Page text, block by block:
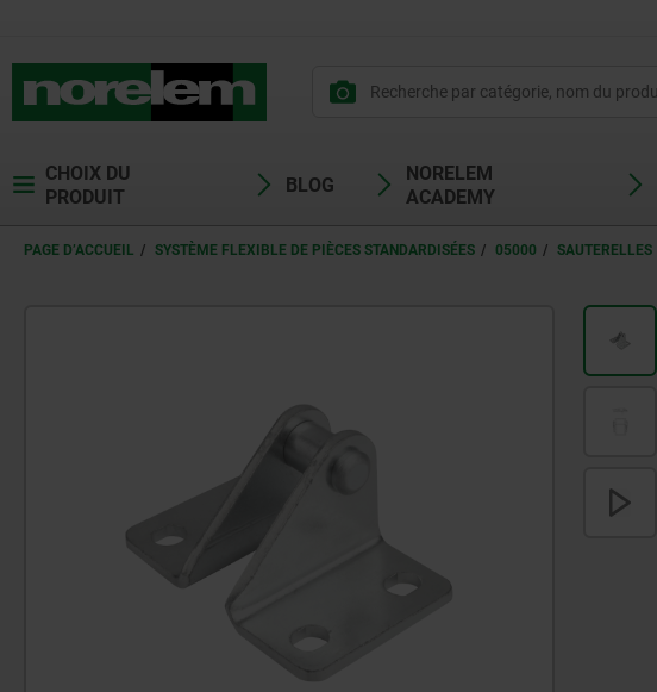
CHOIX DU
PRODUIT
BLOG
NORELEM
ACADEMY
PAGE D’ACCUEIL SYSTÈME FLEXIBLE DE PIÈCES STANDARDISÉES 05000 SAUTERELLES